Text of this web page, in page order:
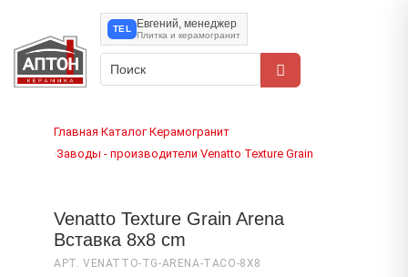
TEL Евгений, менеджер
Плитка и керамогранит
Главная›Каталог›Керамогранит
›Заводы - производители›Venatto›Texture Grain
Venatto Texture Grain Arena
Вставка 8x8 cm
АРТ. VENATTO-TG-ARENA-TACO-8X8